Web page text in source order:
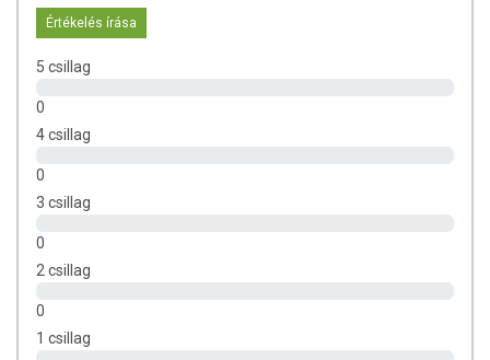
Értékelés írása
5 csillag
0
4 csillag
0
3 csillag
0
2 csillag
0
1 csillag